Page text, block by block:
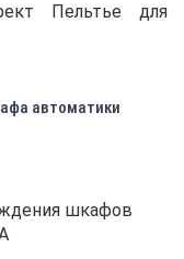
Пельтье для
автоматики